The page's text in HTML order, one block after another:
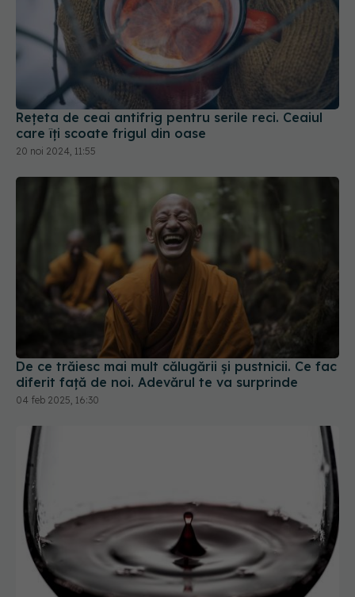
Rețeta de ceai antifrig pentru serile reci. Ceaiul
care îți scoate frigul din oase
20 noi 2024, 11:55
De ce trăiesc mai mult călugării și pustnicii. Ce fac
diferit față de noi. Adevărul te va surprinde
04 feb 2025, 16:30